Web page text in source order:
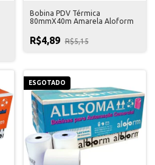
Bobina PDV Térmica
80mmX40m Amarela Aloform
R$4,89 R$5,15
ESGOTADO